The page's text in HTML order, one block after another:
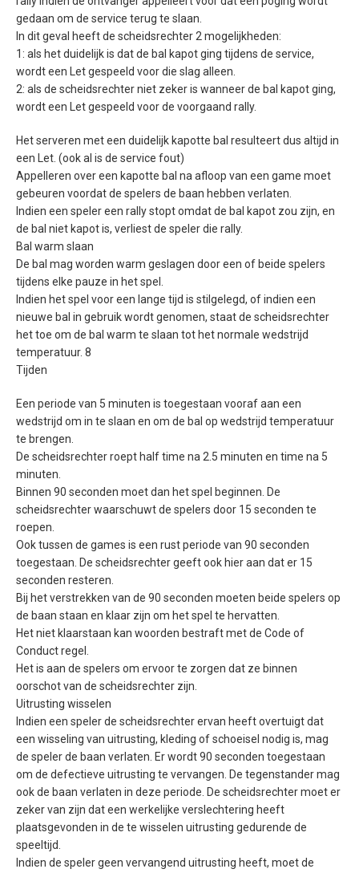
gedaan om de service terug te slaan.
In dit geval heeft de scheidsrechter 2 mogelijkheden:
1: als het duidelijk is dat de bal kapot ging tijdens de service,
wordt een Let gespeeld voor die slag alleen.
2: als de scheidsrechter niet zeker is wanneer de bal kapot ging,
wordt een Let gespeeld voor de voorgaand rally.
Het serveren met een duidelijk kapotte bal resulteert dus altijd in
een Let. (ook al is de service fout)
Appelleren over een kapotte bal na afloop van een game moet
gebeuren voordat de spelers de baan hebben verlaten.
Indien een speler een rally stopt omdat de bal kapot zou zijn, en
de bal niet kapot is, verliest de speler die rally.
Bal warm slaan
De bal mag worden warm geslagen door een of beide spelers
tijdens elke pauze in het spel.
Indien het spel voor een lange tijd is stilgelegd, of indien een
nieuwe bal in gebruik wordt genomen, staat de scheidsrechter
het toe om de bal warm te slaan tot het normale wedstrijd
temperatuur. 8
Tijden
Een periode van 5 minuten is toegestaan vooraf aan een
wedstrijd om in te slaan en om de bal op wedstrijd temperatuur
te brengen.
De scheidsrechter roept half time na 2.5 minuten en time na 5
minuten.
Binnen 90 seconden moet dan het spel beginnen. De
scheidsrechter waarschuwt de spelers door 15 seconden te
roepen.
Ook tussen de games is een rust periode van 90 seconden
toegestaan. De scheidsrechter geeft ook hier aan dat er 15
seconden resteren.
Bij het verstrekken van de 90 seconden moeten beide spelers op
de baan staan en klaar zijn om het spel te hervatten.
Het niet klaarstaan kan woorden bestraft met de Code of
Conduct regel.
Het is aan de spelers om ervoor te zorgen dat ze binnen
oorschot van de scheidsrechter zijn.
Uitrusting wisselen
Indien een speler de scheidsrechter ervan heeft overtuigt dat
een wisseling van uitrusting, kleding of schoeisel nodig is, mag
de speler de baan verlaten. Er wordt 90 seconden toegestaan
om de defectieve uitrusting te vervangen. De tegenstander mag
ook de baan verlaten in deze periode. De scheidsrechter moet er
zeker van zijn dat een werkelijke verslechtering heeft
plaatsgevonden in de te wisselen uitrusting gedurende de
speeltijd.
Indien de speler geen vervangend uitrusting heeft, moet de